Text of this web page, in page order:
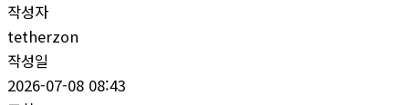
작성자
tetherzon
작성일
2026-07-08 08:43